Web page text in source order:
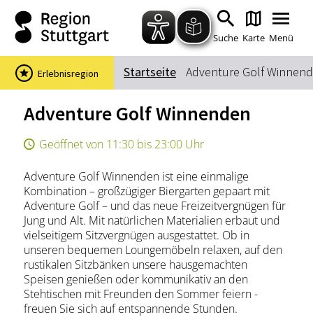
Zum Hauptinhalt springen
Zur Suche springen
Zur Hauptnavigation
Zum Footer springen
Suche Karte Menü
Suchbegriff
Das könnte Sie interessieren
Stadtführungen
Events & Tickets
Ausflugsziele
Erlebnisse
Wein
Radfahren
Wandern
Startseite Adventure Golf
Erlebnisregion
Adventure Golf Winnenden
Geöffnet von 11:30 bis 23:00 Uhr
Adventure Golf Winnenden ist eine einmalige
Kombination – großzügiger Biergarten gepaart mit
Adventure Golf – und das neue Freizeitvergnügen für
Jung und Alt. Mit natürlichen Materialien erbaut und
vielseitigem Sitzvergnügen ausgestattet. Ob in
unseren bequemen Loungemöbeln relaxen, auf den
rustikalen Sitzbänken unsere hausgemachten
Speisen genießen oder kommunikativ an den
Stehtischen mit Freunden den Sommer feiern -
freuen Sie sich auf entspannende Stunden.